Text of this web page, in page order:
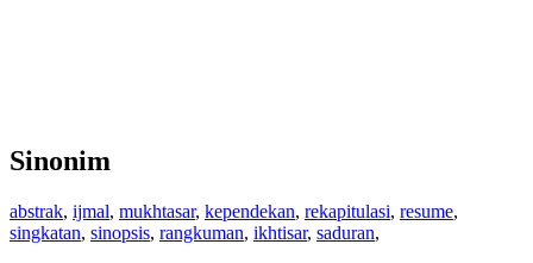
Sinonim
abstrak, ijmal, mukhtasar, kependekan, rekapitulasi, resume,
singkatan, sinopsis, rangkuman, ikhtisar, saduran,